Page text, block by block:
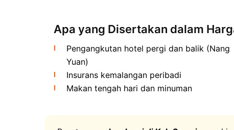
Nang Yuan ialah gugusan tiga pulau kecil
pantai. Pada waktu pagi kenderaan akan
Apa yang Disertakan dalam
Pengangkutan hotel pergi dan balik (Nang
Yuan)
Insurans kemalangan peribadi
Makan tengah hari dan minuman